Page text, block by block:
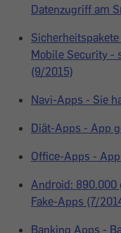
Datenzugriff am
Mobile Security -
(9/2015)
Navi-Apps - Sie
Diät-Apps - App
Office-Apps -
Android: 890.000
Fake-Apps (7/
Banking Apps -